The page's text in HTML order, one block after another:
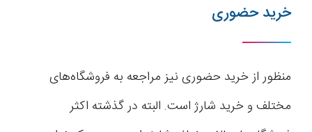
خرید حضوری
منظور از خرید حضوری نیز مراجعه به فروشگاه‌های
مختلف و خرید شارژ است. البته در گذشته اکثر